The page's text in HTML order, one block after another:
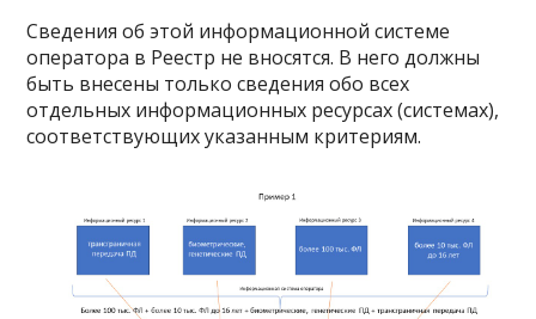
Сведения об этой информационной системе
оператора в Реестр не вносятся. В него должны
быть внесены только сведения обо всех
отдельных информационных ресурсах (системах),
соответствующих указанным критериям.